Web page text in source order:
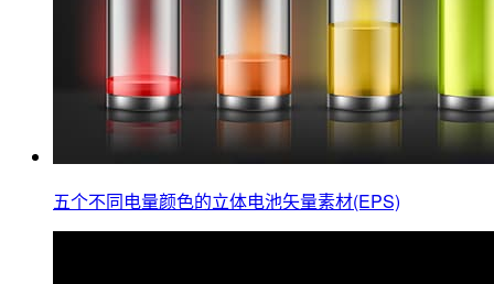
五个不同电量颜色的立体电池矢量素材(EPS)